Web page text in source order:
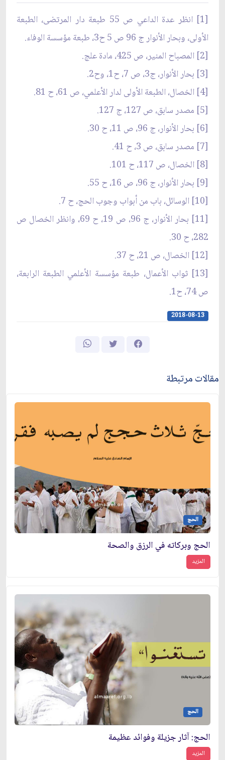
[1] انظر عدة الداعي ص 55 طبعة دار المرتضى، الطبعة
الأولى، وبحار الأنوار ج 96 ص 5 ح3، طبعة مؤسسة الوفاء.
[2] المصباح المنير، ص 425، مادة علج.
[3] بحار الأنوار، ج3، ص 7، ح1، وح2.
[4] الخصال، الطبعة الأولى لدار الأعلمي، ص 61، ح 81.
[5] مصدر سابق، ص 127، ج 127.
[6] بحار الأنوار، ج 96، ص 11، ح 30.
[7] مصدر سابق، ص 3، ح 41.
[8] الخصال، ص 117، ح 101.
[9] بحار الأنوار، ج 96، ص 16، ح 55.
[10] الوسائل، باب من أبواب وجوب الحج، ح 7.
[11] بحار الأنوار، ج 96، ص 19، ح 69، وانظر الخصال ص
282، ح 30.
[12] الخصال، ص 21، ح 37.
[13] ثواب الأعمال، طبعة مؤسسة الأعلمي الطبعة الرابعة،
ص 74، ح1.
2018-08-13
مقالات مرتبطة
الحج
الحج وبركاته في الرزق والصحة
المزيد
الحج
الحج: آثار جزيلة وفوائد عظيمة
المزيد